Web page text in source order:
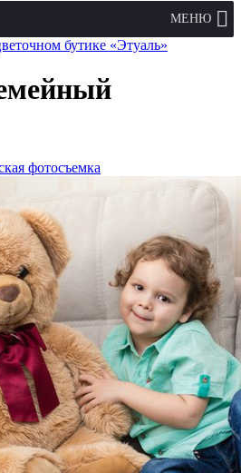
МЕНЮ
бутике «Этуаль»
фотосъемка